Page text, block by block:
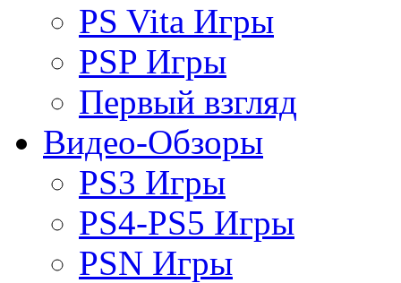
PS Vita Игры
PSP Игры
Первый взгляд
Видео-Обзоры
PS3 Игры
PS4-PS5 Игры
PSN Игры